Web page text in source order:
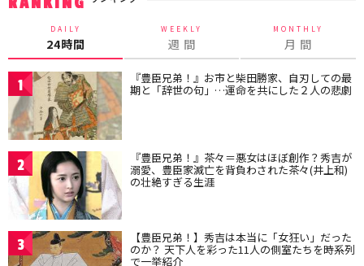
DAILY
24時間
WEEKLY
週 間
MONTHLY
月 間
1 『豊臣兄弟！』お市と柴田勝家、自刃しての最
期と「辞世の句」…運命を共にした２人の悲劇
2 『豊臣兄弟！』茶々＝悪女はほぼ創作？秀吉が
溺愛、豊臣家滅亡を背負わされた茶々(井上和)
の壮絶すぎる生涯
3 【豊臣兄弟！】秀吉は本当に「女狂い」だった
のか？ 天下人を彩った11人の側室たちを時系列
で一挙紹介